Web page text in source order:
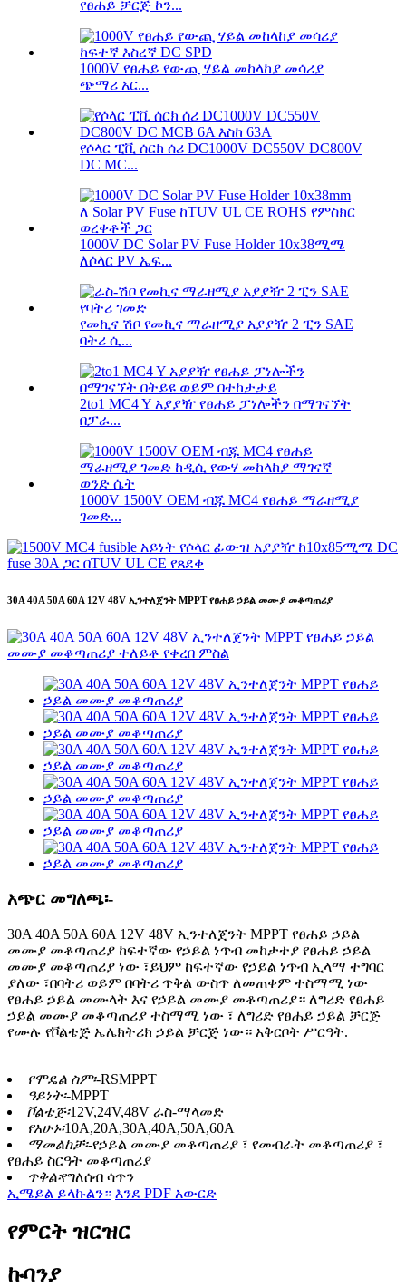
የፀሐይ ቻርጅ ኮን...
1000V የፀሐይ የውጪ ሃይል መከላከያ መሳሪያ
ጭማሪ አር...
የሶላር ፒቪ ሰርክ ሰሪ DC1000V DC550V DC800V
DC MC...
1000V DC Solar PV Fuse Holder 10x38ሚሜ
ለሶላር PV ኤፍ...
የመኪና ሽቦ የመኪና ማራዘሚያ አያያዥ 2 ፒን SAE
ባትሪ ሲ...
2to1 MC4 Y አያያዥ የፀሐይ ፓነሎችን በማገናኘት
በፓራ...
1000V 1500V OEM ብጁ MC4 የፀሐይ ማራዘሚያ
ገመድ...
30A 40A 50A 60A 12V 48V ኢንተለጀንት MPPT የፀሐይ ኃይል መሙያ መቆጣጠሪያ
አጭር መግለጫ፡-
30A 40A 50A 60A 12V 48V ኢንተለጀንት MPPT የፀሐይ ኃይል
መሙያ መቆጣጠሪያ ከፍተኛው የኃይል ነጥብ መከታተያ የፀሐይ ኃይል
መሙያ መቆጣጠሪያ ነው ፣ይህም ከፍተኛው የኃይል ነጥብ ኢላማ ተግባር
ያለው ፣በባትሪ ወይም በባትሪ ጥቅል ውስጥ ለመጠቀም ተስማሚ ነው
የፀሐይ ኃይል መሙላት እና የኃይል መሙያ መቆጣጠሪያ። ለግሪድ የፀሐይ
ኃይል መሙያ መቆጣጠሪያ ተስማሚ ነው ፣ ለግሪድ የፀሐይ ኃይል ቻርጅ
የሙሉ የቮልቴጅ ኤሌክትሪክ ኃይል ቻርጅ ነው። አቅርቦት ሥርዓት.
የሞዴል ስም፡-RSMPPT
ዓይነት፡-MPPT
ቮልቴጅ፡12V,24V,48V ራስ-ማላመድ
የአሁኑ፡10A,20A,30A,40A,50A,60A
ማመልከቻ፡-የኃይል መሙያ መቆጣጠሪያ ፣ የመብራት መቆጣጠሪያ ፣
የፀሐይ ስርዓት መቆጣጠሪያ
ጥቅል፡የግለሰብ ሳጥን
ኢሜይል ይላኩልን። እንደ PDF አውርድ
የምርት ዝርዝር
ኩባንያ